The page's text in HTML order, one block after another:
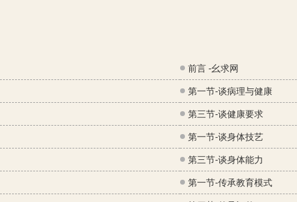
前言 -幺求网
第一节-谈病理与健康
第三节-谈健康要求
第一节-谈身体技艺
第三节-谈身体能力
第一节-传承教育模式